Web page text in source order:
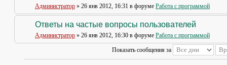
Администратор » 26 янв 2012, 16:31 в форуме Работа с программой
Ответы на частые вопросы пользователей
Администратор » 26 янв 2012, 16:30 в форуме Работа с программой
Показать сообщения за